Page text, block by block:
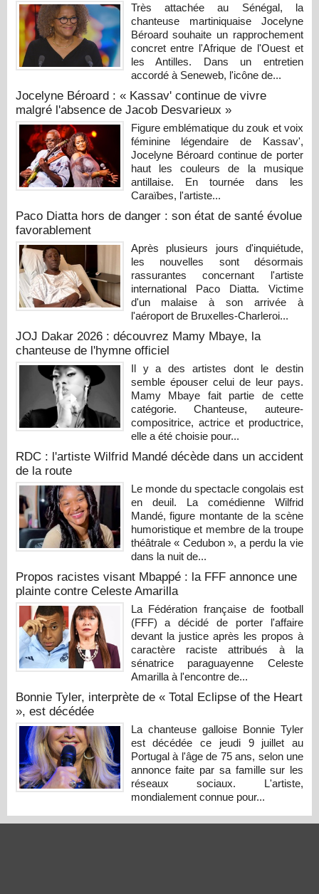
Très attachée au Sénégal, la
chanteuse martiniquaise Jocelyne
Béroard souhaite un rapprochement
concret entre l'Afrique de l'Ouest et
les Antilles. Dans un entretien
accordé à Seneweb, l'icône de...
Jocelyne Béroard : « Kassav' continue de vivre
malgré l'absence de Jacob Desvarieux »
Figure emblématique du zouk et voix
féminine légendaire de Kassav',
Jocelyne Béroard continue de porter
haut les couleurs de la musique
antillaise. En tournée dans les
Caraïbes, l'artiste...
Paco Diatta hors de danger : son état de santé évolue
favorablement
Après plusieurs jours d'inquiétude,
les nouvelles sont désormais
rassurantes concernant l'artiste
international Paco Diatta. Victime
d'un malaise à son arrivée à
l'aéroport de Bruxelles-Charleroi...
JOJ Dakar 2026 : découvrez Mamy Mbaye, la
chanteuse de l'hymne officiel
Il y a des artistes dont le destin
semble épouser celui de leur pays.
Mamy Mbaye fait partie de cette
catégorie. Chanteuse, auteure-
compositrice, actrice et productrice,
elle a été choisie pour...
RDC : l'artiste Wilfrid Mandé décède dans un accident
de la route
Le monde du spectacle congolais est
en deuil. La comédienne Wilfrid
Mandé, figure montante de la scène
humoristique et membre de la troupe
théâtrale « Cedubon », a perdu la vie
dans la nuit de...
Propos racistes visant Mbappé : la FFF annonce une
plainte contre Celeste Amarilla
La Fédération française de football
(FFF) a décidé de porter l'affaire
devant la justice après les propos à
caractère raciste attribués à la
sénatrice paraguayenne Celeste
Amarilla à l'encontre de...
Bonnie Tyler, interprète de « Total Eclipse of the Heart
», est décédée
La chanteuse galloise Bonnie Tyler
est décédée ce jeudi 9 juillet au
Portugal à l'âge de 75 ans, selon une
annonce faite par sa famille sur les
réseaux sociaux. L'artiste,
mondialement connue pour...